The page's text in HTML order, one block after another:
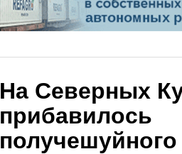
На Северных
прибавилось